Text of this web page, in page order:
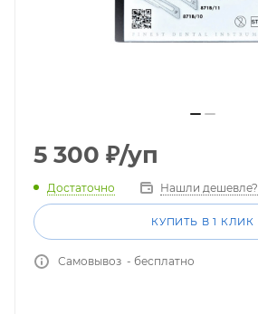
5 300 ₽/уп
Достаточно Нашли дешевле?
КУПИТЬ В 1 КЛИК
Самовывоз - бесплатно